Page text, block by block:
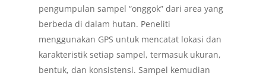
pengumpulan sampel “onggok” dari area yang
berbeda di dalam hutan. Peneliti
menggunakan GPS untuk mencatat lokasi dan
karakteristik setiap sampel, termasuk ukuran,
bentuk, dan konsistensi. Sampel kemudian